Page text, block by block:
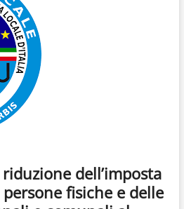
dell’imposta
fisiche e delle